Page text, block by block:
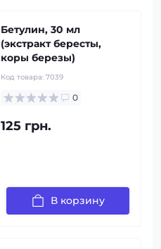
Бетулин, 30 мл
(экстракт бересты,
коры березы)
Код товара: 7039
0
125 грн.
В корзину